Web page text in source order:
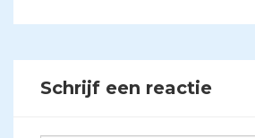
Schrijf een reactie